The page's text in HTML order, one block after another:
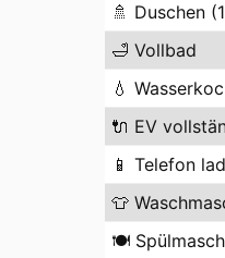
🚿 Duschen
🛁 Vollbad
💧
🔌 EV
📱 Telefon
👕
🍽️